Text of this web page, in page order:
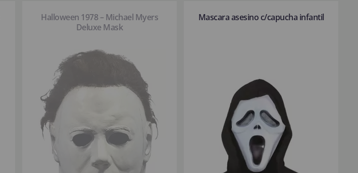
Halloween 1978 – Michael Myers
Deluxe Mask
Mascara asesino c/capucha infantil